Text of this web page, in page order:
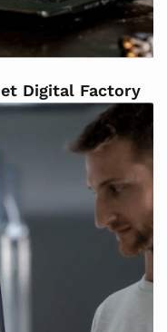
Digital Factory